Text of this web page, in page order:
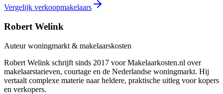
Vergelijk verkoopmakelaars
Robert Welink
Auteur woningmarkt & makelaarskosten
Robert Welink schrijft sinds 2017 voor Makelaarkosten.nl over
makelaarstarieven, courtage en de Nederlandse woningmarkt. Hij
vertaalt complexe materie naar heldere, praktische uitleg voor kopers
en verkopers.